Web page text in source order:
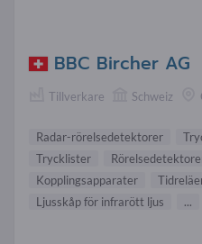
BBC Bircher AG
Tillverkare Schweiz
Radar-rörelsedetektorer
Trycklister
Kopplingsapparater
Ljusskåp för infrarött ljus
...